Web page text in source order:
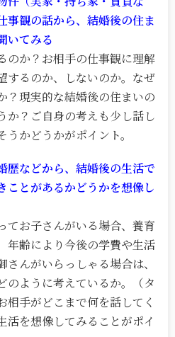
事観の話から、結婚後の住ま
いてみる
か？お相手の仕事観に理解
するのか、しないのか。なぜ
？現実的な結婚後の住まいの
か？ご自身の考えも少し話し
かどうかがポイント。
歴などから、結婚後の生活で
ことがあるかどうかを想像し
お子さんがいる場合、養育
年齢により今後の学費や生活
んがいらっしゃる場合は、
のように考えているか。（タ
相手がどこまで何を話してく
活を想像してみることがポイ